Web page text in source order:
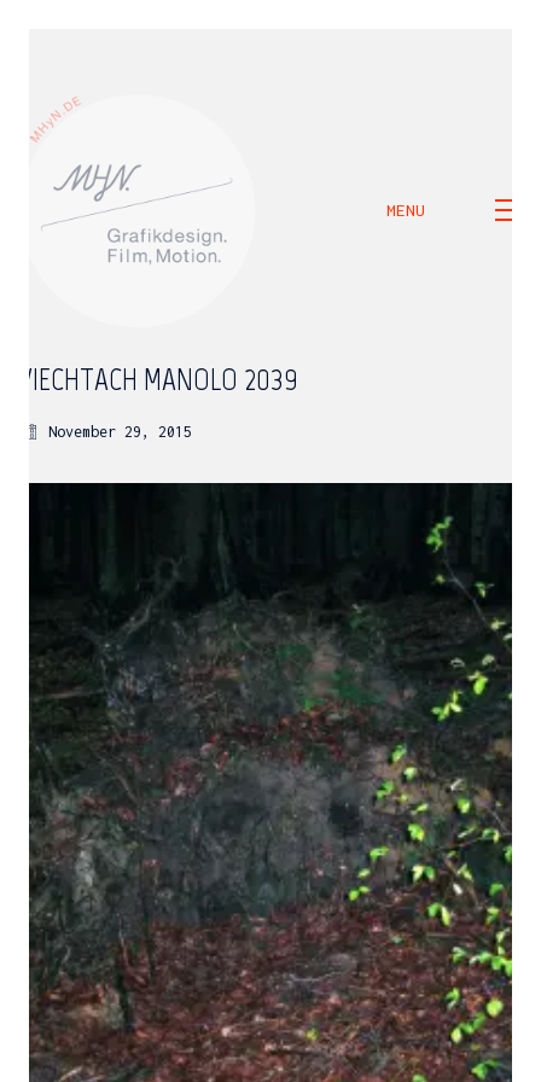
MENU
VIECHTACH_MANOLO_2039
November 29, 2015
M H Y N
Manuel Hernandez y Nothdurft (Dipl. Des.)
Multidisziplinäre Designlösungen.
Person|Kontakt|
Fotoblog
mhyn@mhyn.de